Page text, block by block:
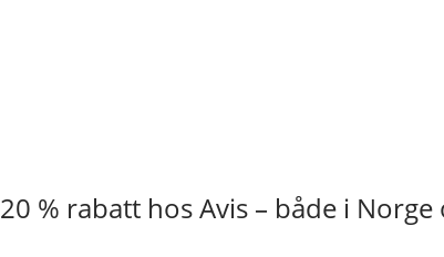
% rabatt hos Avis – både i Norge